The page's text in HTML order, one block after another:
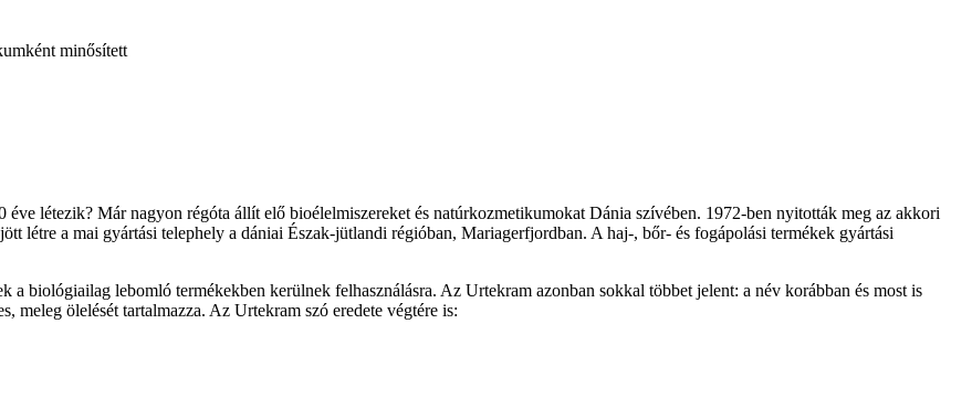
minősített
létezik? Már nagyon régóta állít elő bioélelmiszereket és natúrkozmetikumokat Dánia szívében. 1972-ben nyitották meg az akkori
létre a mai gyártási telephely a dániai Észak-jütlandi régióban, Mariagerfjordban. A haj-, bőr- és fogápolási termékek gyártási
biológiailag lebomló termékekben kerülnek felhasználásra. Az Urtekram azonban sokkal többet jelent: a név korábban és most is
meleg ölelését tartalmazza. Az Urtekram szó eredete végtére is: